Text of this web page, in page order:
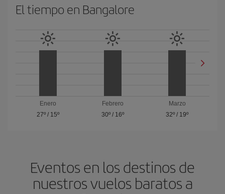
El tiempo en Bangalore
Enero
27º/ 15º
Febrero
30º/ 16º
Marzo
32º / 19º
Eventos en los destinos de
nuestros vuelos baratos a